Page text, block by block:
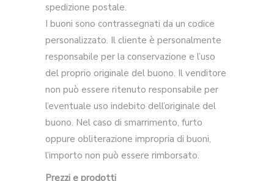
spedizione postale.
I buoni sono contrassegnati da un codice
personalizzato. Il cliente è personalmente
responsabile per la conservazione e l’uso
del proprio originale del buono. Il venditore
non può essere ritenuto responsabile per
l’eventuale uso indebito dell’originale del
buono. Nel caso di smarrimento, furto
oppure obliterazione impropria di buoni,
l’importo non può essere rimborsato.
Prezzi e prodotti